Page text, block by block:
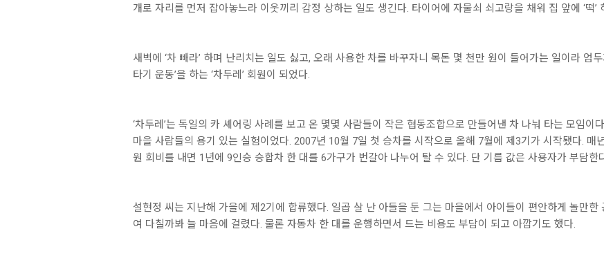
개로 자리를 먼저 잡아놓느라 이웃끼리 감정 상하는 일도 생긴다. 타이어에 자물쇠 쇠고랑을 채워 집 앞에 ‘떡’
새벽에 ‘차 빼라’ 하며 난리치는 일도 싫고, 오래 사용한 차를 바꾸자니 목돈 몇 천만 원이 들어가는 일이라 엄
타기 운동’을 하는 ‘차두레’ 회원이 되었다.
‘차두레’는 독일의 카 셰어링 사례를 보고 온 몇몇 사람들이 작은 협동조합으로 만들어낸 차 나눠 타는 모임이
마을 사람들의 용기 있는 실험이었다. 2007년 10월 7일 첫 승차를 시작으로 올해 7월에 제3기가 시작됐다. 매
원 회비를 내면 1년에 9인승 승합차 한 대를 6가구가 번갈아 나누어 탈 수 있다. 단 기름 값은 사용자가 부담한
설현정 씨는 지난해 가을에 제2기에 합류했다. 일곱 살 난 아들을 둔 그는 마을에서 아이들이 편안하게 놀만한
여 다칠까봐 늘 마음에 걸렸다. 물론 자동차 한 대를 운행하면서 드는 비용도 부담이 되고 아깝기도 했다.